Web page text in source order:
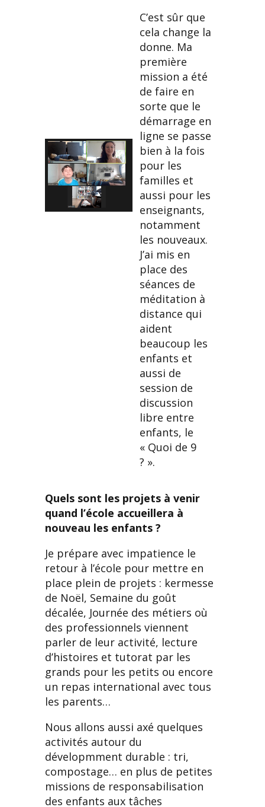
C’est sûr que
cela change la
donne. Ma
première
mission a été
de faire en
sorte que le
démarrage en
ligne se passe
bien à la fois
pour les
familles et
aussi pour les
enseignants,
notamment
les nouveaux.
J’ai mis en
place des
séances de
méditation à
distance qui
aident
beaucoup les
enfants et
aussi de
session de
discussion
libre entre
enfants, le
« Quoi de 9
? ».
Quels sont les projets à venir
quand l’école accueillera à
nouveau les enfants ?
Je prépare avec impatience le
retour à l’école pour mettre en
place plein de projets : kermesse
de Noël, Semaine du goût
décalée, Journée des métiers où
des professionnels viennent
parler de leur activité, lecture
d’histoires et tutorat par les
grands pour les petits ou encore
un repas international avec tous
les parents…
Nous allons aussi axé quelques
activités autour du
dévelopmment durable : tri,
compostage… en plus de petites
missions de responsabilisation
des enfants aux tâches